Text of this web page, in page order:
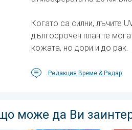
Когато са силни, лъчите
дългосрочен план те
кожата, но дори и до рак.
Редакция Време & Радар
може да Ви